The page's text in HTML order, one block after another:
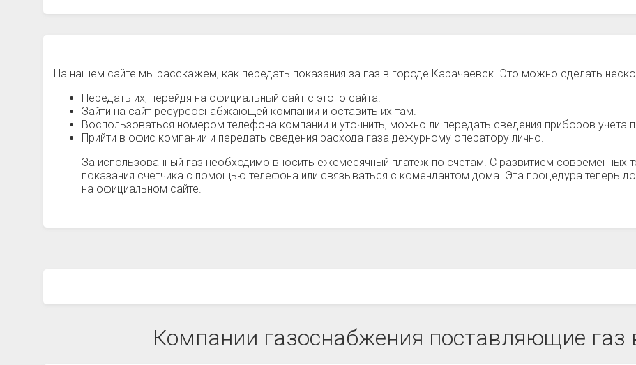
На нашем сайте мы расскажем, как передать показания за газ в городе Карачаевск. Это можно сделать
Передать их, перейдя на официальный сайт с этого сайта.
Зайти на сайт ресурсоснабжающей компании и оставить их там.
Воспользоваться номером телефона компании и уточнить, можно ли передать сведения приборов учета
Прийти в офис компании и передать сведения расхода газа дежурному оператору лично.
За использованный газ необходимо вносить ежемесячный платеж по счетам. С развитием современных
показания счетчика с помощью телефона или связываться с комендантом дома. Эта процедура теперь
на официальном сайте.
Компании газоснабжения поставляющие газ